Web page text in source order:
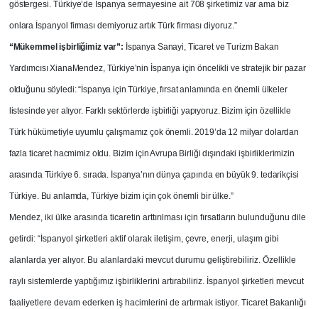
göstergesi. Türkiye’de İspanya sermayesine ait 708 şirketimiz var ama biz
onlara İspanyol firması demiyoruz artık Türk firması diyoruz.”
“Mükemmel işbirliğimiz var”: İspanya Sanayi, Ticaret ve Turizm Bakan
Yardımcısı XianaMendez, Türkiye’nin İspanya için öncelikli ve stratejik bir pazar
olduğunu söyledi: “İspanya için Türkiye, fırsat anlamında en önemli ülkeler
listesinde yer alıyor. Farklı sektörlerde işbirliği yapıyoruz. Bizim için özellikle
Türk hükümetiyle uyumlu çalışmamız çok önemli. 2019’da 12 milyar dolardan
fazla ticaret hacmimiz oldu. Bizim için Avrupa Birliği dışındaki işbirliklerimizin
arasında Türkiye 6. sırada. İspanya’nın dünya çapında en büyük 9. tedarikçisi
Türkiye. Bu anlamda, Türkiye bizim için çok önemli bir ülke.”
Mendez, iki ülke arasında ticaretin arttırılması için fırsatların bulunduğunu dile
getirdi: “İspanyol şirketleri aktif olarak iletişim, çevre, enerji, ulaşım gibi
alanlarda yer alıyor. Bu alanlardaki mevcut durumu geliştirebiliriz. Özellikle
raylı sistemlerde yaptığımız işbirliklerini artırabiliriz. İspanyol şirketleri mevcut
faaliyetlere devam ederken iş hacimlerini de artırmak istiyor. Ticaret Bakanlığı